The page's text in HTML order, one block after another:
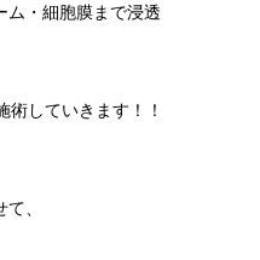
ム・細胞膜まで浸透
術していきます！！
、